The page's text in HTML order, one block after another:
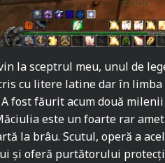
la sceptrul meu, unul de
cu litere latine dar în limba
fost făurit acum două
este un foarte rar
la brâu. Scutul, operă a
și oferă purtătorului